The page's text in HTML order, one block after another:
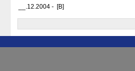
__.12.2004 - [B]